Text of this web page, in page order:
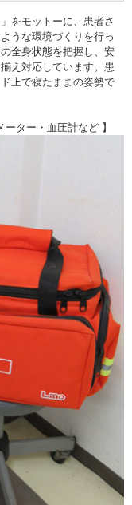
をモットーに、患者さ
うな環境づくりを行っ
全身状態を把握し、安
え対応しています。患
上で寝たままの姿勢で
ター・血圧計など 】